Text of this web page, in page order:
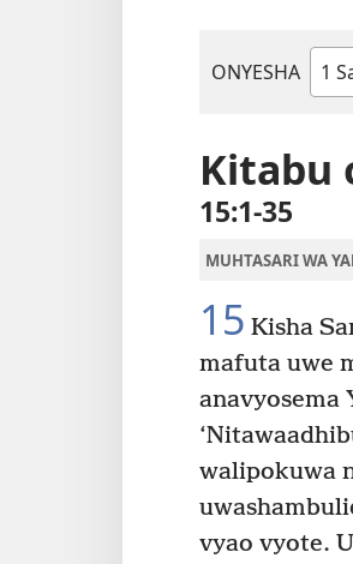
ONYESHA
Kitabu
15:1-35
MUHTASARI WA
15 Kisha
mafuta uwe
anavyosema
walipokuwa
vyao vyote.